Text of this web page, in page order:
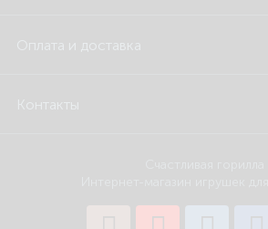
Оплата и доставка
Контакты